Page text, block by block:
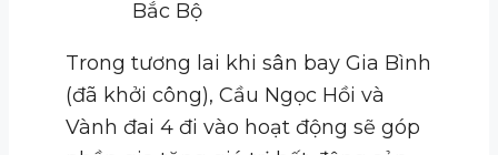
Bắc Bộ
Trong tương lai khi sân bay Gia Bình
(đã khởi công), Cầu Ngọc Hồi và
Vành đai 4 đi vào hoạt động sẽ góp